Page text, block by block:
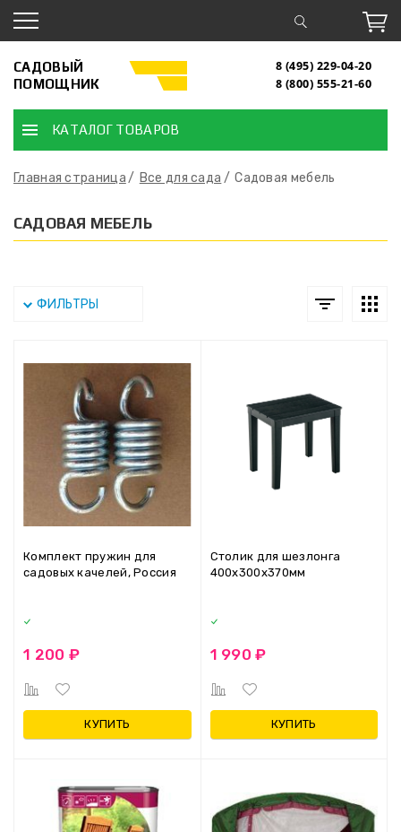
САДОВЫЙ
ПОМОЩНИК
8 (495) 229-04-20
8 (800) 555-21-60
КАТАЛОГ ТОВАРОВ
Главная страница Все для сада Садовая мебель
САДОВАЯ МЕБЕЛЬ
ФИЛЬТРЫ
Комплект пружин для
садовых качелей, Россия
1 200 ₽
КУПИТЬ
Столик для шезлонга
400х300х370мм
1 990 ₽
КУПИТЬ